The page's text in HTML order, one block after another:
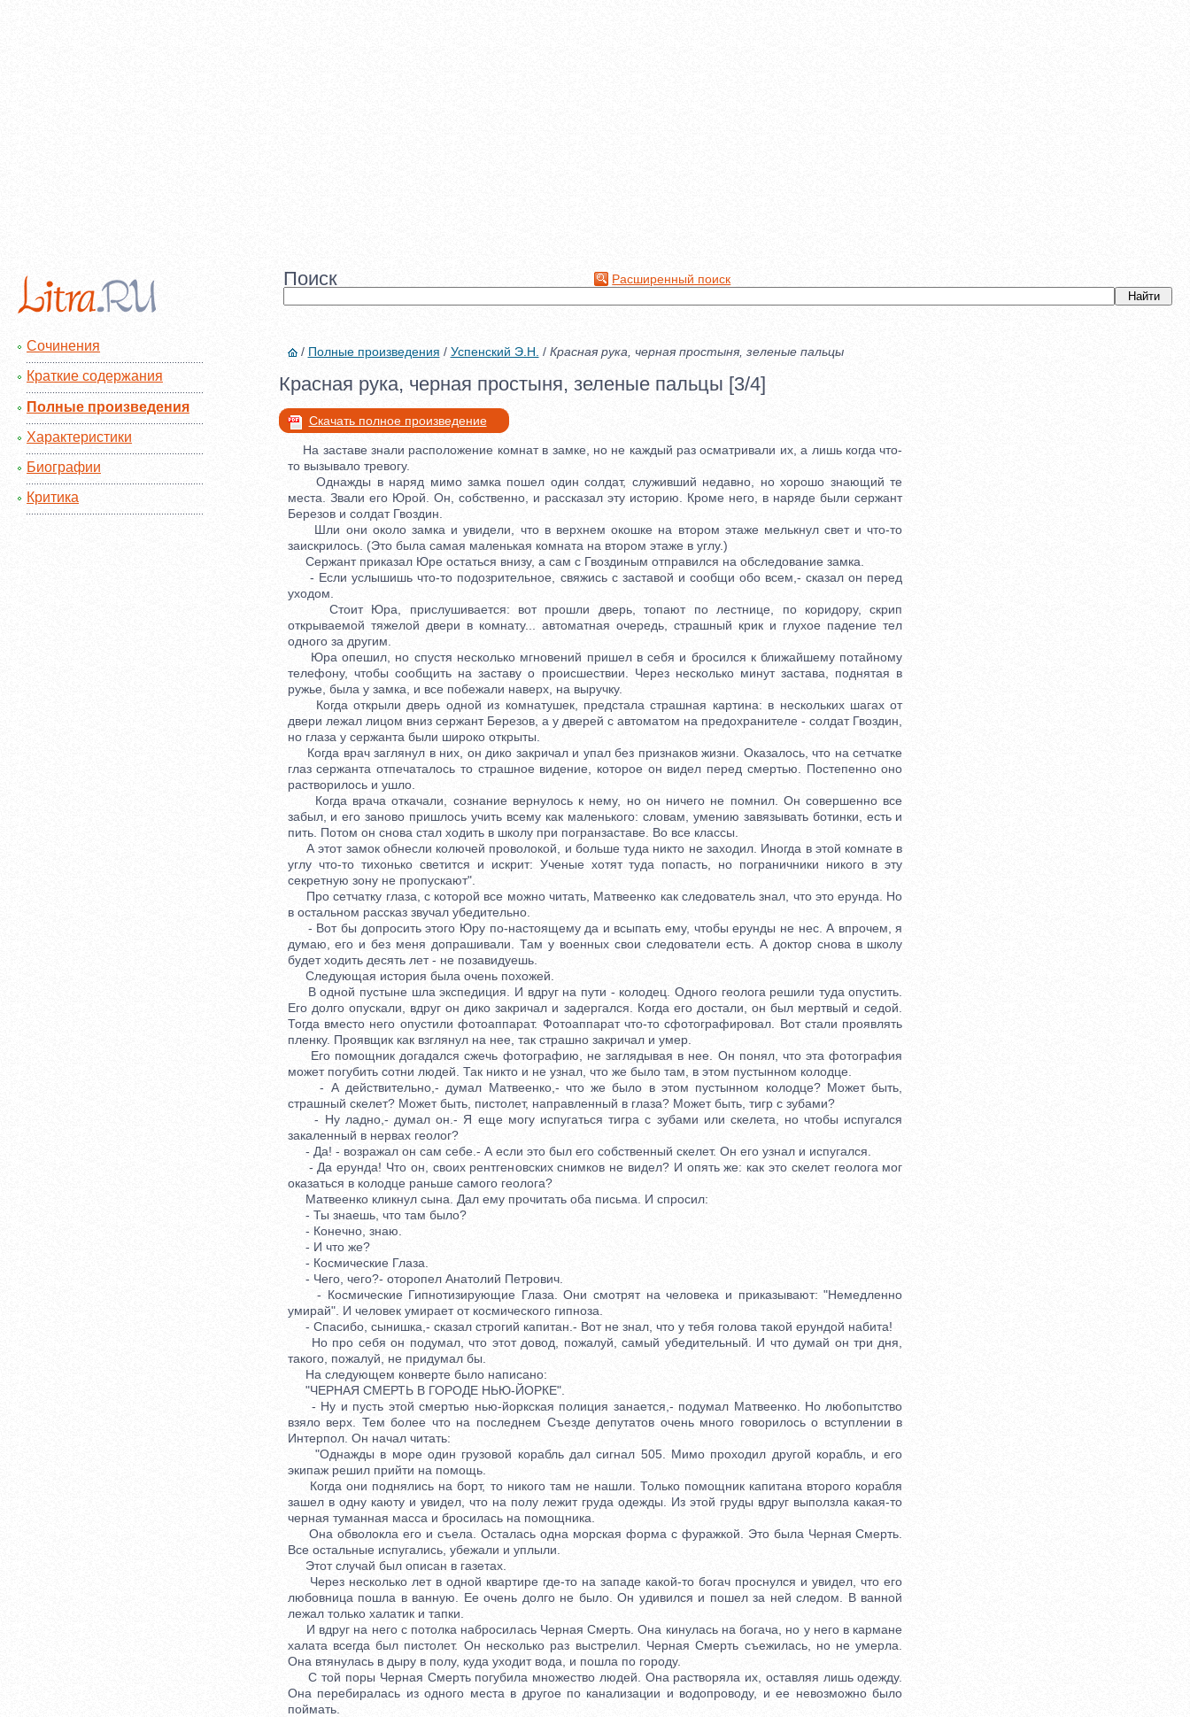
Поиск Расширенный поиск
Сочинения
Краткие содержания
Полные произведения
Характеристики
Биографии
Критика
/ Полные произведения / Успенский Э.Н. / Красная рука, черная простыня, зеленые пальцы
Красная рука, черная простыня, зеленые пальцы [3/4]
Скачать полное произведение
На заставе знали расположение комнат в замке, но не каждый раз осматривали их, а лишь когда что-
то вызывало тревогу.
Однажды в наряд мимо замка пошел один солдат, служивший недавно, но хорошо знающий те
места. Звали его Юрой. Он, собственно, и рассказал эту историю. Кроме него, в наряде были сержант
Березов и солдат Гвоздин.
Шли они около замка и увидели, что в верхнем окошке на втором этаже мелькнул свет и что-то
заискрилось. (Это была самая маленькая комната на втором этаже в углу.)
Сержант приказал Юре остаться внизу, а сам с Гвоздиным отправился на обследование замка.
- Если услышишь что-то подозрительное, свяжись с заставой и сообщи обо всем,- сказал он перед
уходом.
Стоит Юра, прислушивается: вот прошли дверь, топают по лестнице, по коридору, скрип
открываемой тяжелой двери в комнату... автоматная очередь, страшный крик и глухое падение тел
одного за другим.
Юра опешил, но спустя несколько мгновений пришел в себя и бросился к ближайшему потайному
телефону, чтобы сообщить на заставу о происшествии. Через несколько минут застава, поднятая в
ружье, была у замка, и все побежали наверх, на выручку.
Когда открыли дверь одной из комнатушек, предстала страшная картина: в нескольких шагах от
двери лежал лицом вниз сержант Березов, а у дверей с автоматом на предохранителе - солдат Гвоздин,
но глаза у сержанта были широко открыты.
Когда врач заглянул в них, он дико закричал и упал без признаков жизни. Оказалось, что на сетчатке
глаз сержанта отпечаталось то страшное видение, которое он видел перед смертью. Постепенно оно
растворилось и ушло.
Когда врача откачали, сознание вернулось к нему, но он ничего не помнил. Он совершенно все
забыл, и его заново пришлось учить всему как маленького: словам, умению завязывать ботинки, есть и
пить. Потом он снова стал ходить в школу при погранзаставе. Во все классы.
А этот замок обнесли колючей проволокой, и больше туда никто не заходил. Иногда в этой комнате в
углу что-то тихонько светится и искрит: Ученые хотят туда попасть, но пограничники никого в эту
секретную зону не пропускают".
Про сетчатку глаза, с которой все можно читать, Матвеенко как следователь знал, что это ерунда. Но
в остальном рассказ звучал убедительно.
- Вот бы допросить этого Юру по-настоящему да и всыпать ему, чтобы ерунды не нес. А впрочем, я
думаю, его и без меня допрашивали. Там у военных свои следователи есть. А доктор снова в школу
будет ходить десять лет - не позавидуешь.
Следующая история была очень похожей.
В одной пустыне шла экспедиция. И вдруг на пути - колодец. Одного геолога решили туда опустить.
Его долго опускали, вдруг он дико закричал и задергался. Когда его достали, он был мертвый и седой.
Тогда вместо него опустили фотоаппарат. Фотоаппарат что-то сфотографировал. Вот стали проявлять
пленку. Проявщик как взглянул на нее, так страшно закричал и умер.
Его помощник догадался сжечь фотографию, не заглядывая в нее. Он понял, что эта фотография
может погубить сотни людей. Так никто и не узнал, что же было там, в этом пустынном колодце.
- А действительно,- думал Матвеенко,- что же было в этом пустынном колодце? Может быть,
страшный скелет? Может быть, пистолет, направленный в глаза? Может быть, тигр с зубами?
- Ну ладно,- думал он.- Я еще могу испугаться тигра с зубами или скелета, но чтобы испугался
закаленный в нервах геолог?
- Да! - возражал он сам себе.- А если это был его собственный скелет. Он его узнал и испугался.
- Да ерунда! Что он, своих рентгеновских снимков не видел? И опять же: как это скелет геолога мог
оказаться в колодце раньше самого геолога?
Матвеенко кликнул сына. Дал ему прочитать оба письма. И спросил:
- Ты знаешь, что там было?
- Конечно, знаю.
- И что же?
- Космические Глаза.
- Чего, чего?- оторопел Анатолий Петрович.
- Космические Гипнотизирующие Глаза. Они смотрят на человека и приказывают: "Немедленно
умирай". И человек умирает от космического гипноза.
- Спасибо, сынишка,- сказал строгий капитан.- Вот не знал, что у тебя голова такой ерундой набита!
Но про себя он подумал, что этот довод, пожалуй, самый убедительный. И что думай он три дня,
такого, пожалуй, не придумал бы.
На следующем конверте было написано:
"ЧЕРНАЯ СМЕРТЬ В ГОРОДЕ НЬЮ-ЙОРКЕ".
- Ну и пусть этой смертью нью-йоркская полиция занается,- подумал Матвеенко. Но любопытство
взяло верх. Тем более что на последнем Съезде депутатов очень много говорилось о вступлении в
Интерпол. Он начал читать:
"Однажды в море один грузовой корабль дал сигнал 505. Мимо проходил другой корабль, и его
экипаж решил прийти на помощь.
Когда они поднялись на борт, то никого там не нашли. Только помощник капитана второго корабля
зашел в одну каюту и увидел, что на полу лежит груда одежды. Из этой груды вдруг выползла какая-то
черная туманная масса и бросилась на помощника.
Она обволокла его и съела. Осталась одна морская форма с фуражкой. Это была Черная Смерть.
Все остальные испугались, убежали и уплыли.
Этот случай был описан в газетах.
Через несколько лет в одной квартире где-то на западе какой-то богач проснулся и увидел, что его
любовница пошла в ванную. Ее очень долго не было. Он удивился и пошел за ней следом. В ванной
лежал только халатик и тапки.
И вдруг на него с потолка набросилась Черная Смерть. Она кинулась на богача, но у него в кармане
халата всегда был пистолет. Он несколько раз выстрелил. Черная Смерть съежилась, но не умерла.
Она втянулась в дыру в полу, куда уходит вода, и пошла по городу.
С той поры Черная Смерть погубила множество людей. Она растворяла их, оставляя лишь одежду.
Она перебиралась из одного места в другое по канализации и водопроводу, и ее невозможно было
поймать.